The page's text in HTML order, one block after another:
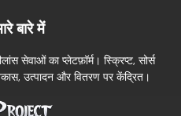
बारे में
सेवाओं का प्लेटफ़ॉर्म। स्क्रिप्ट, सोर्स
उत्पादन और वितरण पर केंद्रित।